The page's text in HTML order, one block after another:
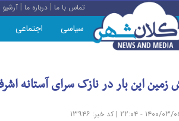
تماس با ما |درباره ما |آرشیو
سیاسی اجتماعی
زمین این بار در نازک سرای آستانه
| کد خبر: ۱۳۹۴۶